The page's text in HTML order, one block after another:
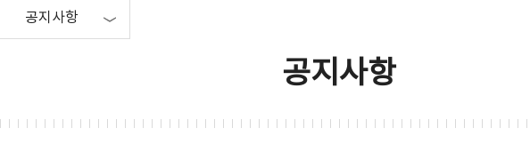
공지사항
공지사항